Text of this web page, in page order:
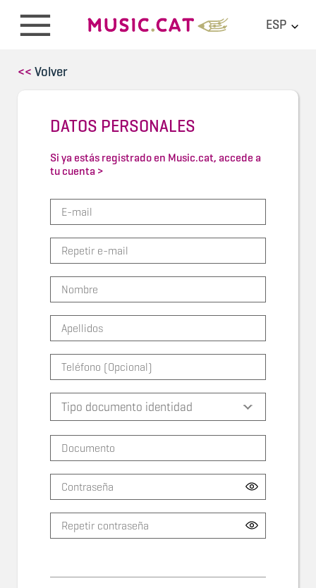
ESP
<< Volver
DATOS PERSONALES
Si ya estás registrado en Music.cat, accede a
tu cuenta >